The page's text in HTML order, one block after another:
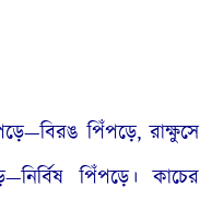
পিঁপড়ে, রাক্ষুসে
পিঁপড়ে। কাচের